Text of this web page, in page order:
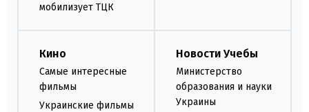
мобилизует ТЦК
Кино
Самые интересные
фильмы
Украинские фильмы
Новости Учебы
Министерство
образования и науки
Украины